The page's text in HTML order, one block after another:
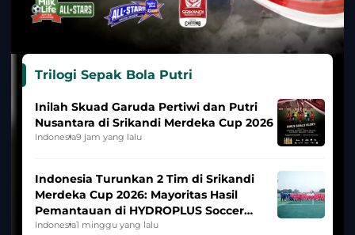
Trilogi Sepak Bola Putri
Inilah Skuad Garuda Pertiwi dan Putri
Nusantara di Srikandi Merdeka Cup 2026
Indonesia9 jam yang lalu
Indonesia Turunkan 2 Tim di Srikandi
Merdeka Cup 2026: Mayoritas Hasil
Pemantauan di HYDROPLUS Soccer
League
Indonesia1 minggu yang lalu